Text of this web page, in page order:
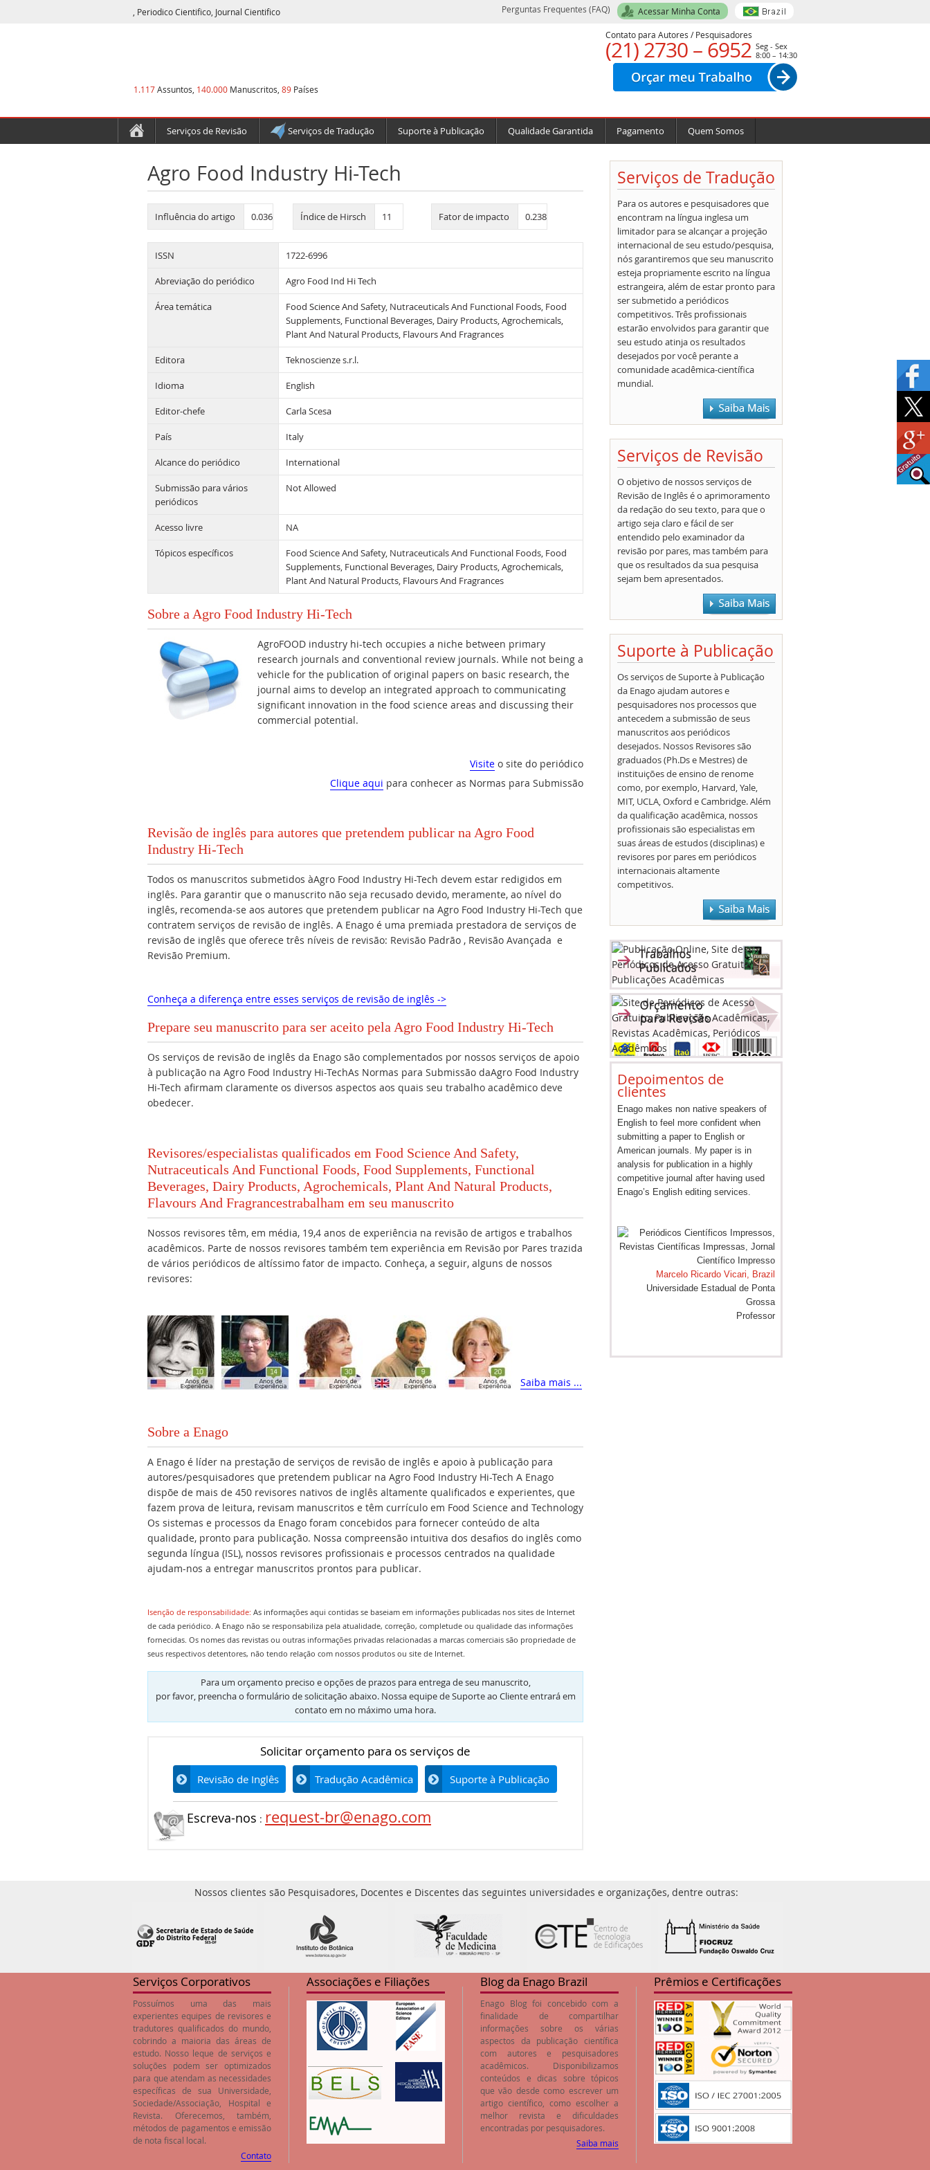
, Periodico Cientifico, Journal Cientifico Perguntas Frequentes (FAQ) Acessar Minha Conta
1.117Assuntos, 140.000 Manuscritos, 89 Países
Contato para Autores / Pesquisadores
(21) 2730 – 6952 Seg - Sex
8:00 – 14:30
Serviços de Revisão Serviços de Tradução Suporte à Publicação Qualidade Garantida Pagamento Quem Somos
Agro Food Industry Hi-Tech
Influência do artigo 0.036 Índice de Hirsch 11 Fator de impacto 0.238
ISSN 1722-6996
Abreviação do periódico Agro Food Ind Hi Tech
Área temática
Food Science And Safety, Nutraceuticals And Functional Foods, Food
Supplements, Functional Beverages, Dairy Products, Agrochemicals,
Plant And Natural Products, Flavours And Fragrances
Editora Teknoscienze s.r.l.
Idioma English
Editor-chefe Carla Scesa
País Italy
Alcance do periódico International
Submissão para vários
periódicos
Not Allowed
Acesso livre NA
Tópicos específicos
Food Science And Safety, Nutraceuticals And Functional Foods, Food
Supplements, Functional Beverages, Dairy Products, Agrochemicals,
Plant And Natural Products, Flavours And Fragrances
Sobre a Agro Food Industry Hi-Tech
AgroFOOD industry hi-tech occupies a niche between primary
research journals and conventional review journals. While not being a
vehicle for the publication of original papers on basic research, the
journal aims to develop an integrated approach to communicating
significant innovation in the food science areas and discussing their
commercial potential.
Visite o site do periódico
Clique aqui para conhecer as Normas para Submissão
Revisão de inglês para autores que pretendem publicar na Agro Food
Industry Hi-Tech
Todos os manuscritos submetidos àAgro Food Industry Hi-Tech devem estar redigidos em
inglês. Para garantir que o manuscrito não seja recusado devido, meramente, ao nível do
inglês, recomenda-se aos autores que pretendem publicar na Agro Food Industry Hi-Tech que
contratem serviços de revisão de inglês. A Enago é uma premiada prestadora de serviços de
revisão de inglês que oferece três níveis de revisão: Revisão Padrão , Revisão Avançada e
Revisão Premium.
Conheça a diferença entre esses serviços de revisão de inglês ->
Prepare seu manuscrito para ser aceito pela Agro Food Industry Hi-Tech
Os serviços de revisão de inglês da Enago são complementados por nossos serviços de apoio
à publicação na Agro Food Industry Hi-TechAs Normas para Submissão daAgro Food Industry
Hi-Tech afirmam claramente os diversos aspectos aos quais seu trabalho acadêmico deve
obedecer.
Revisores/especialistas qualificados em Food Science And Safety,
Nutraceuticals And Functional Foods, Food Supplements, Functional
Beverages, Dairy Products, Agrochemicals, Plant And Natural Products,
Flavours And Fragrancestrabalham em seu manuscrito
Nossos revisores têm, em média, 19,4 anos de experiência na revisão de artigos e trabalhos
acadêmicos. Parte de nossos revisores também tem experiência em Revisão por Pares trazida
de vários periódicos de altíssimo fator de impacto. Conheça, a seguir, alguns de nossos
revisores:
Saiba mais ...
Sobre a Enago
A Enago é líder na prestação de serviços de revisão de inglês e apoio à publicação para
autores/pesquisadores que pretendem publicar na Agro Food Industry Hi-Tech A Enago
dispõe de mais de 450 revisores nativos de inglês altamente qualificados e experientes, que
fazem prova de leitura, revisam manuscritos e têm currículo em Food Science and Technology
Os sistemas e processos da Enago foram concebidos para fornecer conteúdo de alta
qualidade, pronto para publicação. Nossa compreensão intuitiva dos desafios do inglês como
segunda língua (ISL), nossos revisores profissionais e processos centrados na qualidade
ajudam-nos a entregar manuscritos prontos para publicar.
Isenção de responsabilidade: As informações aqui contidas se baseiam em informações publicadas nos sites de Internet
de cada periódico. A Enago não se responsabiliza pela atualidade, correção, completude ou qualidade das informações
fornecidas. Os nomes das revistas ou outras informações privadas relacionadas a marcas comerciais são propriedade de
seus respectivos detentores, não tendo relação com nossos produtos ou site de Internet.
Para um orçamento preciso e opções de prazos para entrega de seu manuscrito,
por favor, preencha o formulário de solicitação abaixo. Nossa equipe de Suporte ao Cliente entrará em
contato em no máximo uma hora.
Solicitar orçamento para os serviços de
Revisão de Inglês Tradução Acadêmica Suporte à Publicação
Escreva-nos : request-br@enago.com
Serviços de Tradução
Para os autores e pesquisadores que
encontram na língua inglesa um
limitador para se alcançar a projeção
internacional de seu estudo/pesquisa,
nós garantiremos que seu manuscrito
esteja propriamente escrito na língua
estrangeira, além de estar pronto para
ser submetido a periódicos
competitivos. Três profissionais
estarão envolvidos para garantir que
seu estudo atinja os resultados
desejados por você perante a
comunidade acadêmica-científica
mundial.
Serviços de Revisão
O objetivo de nossos serviços de
Revisão de Inglês é o aprimoramento
da redação do seu texto, para que o
artigo seja claro e fácil de ser
entendido pelo examinador da
revisão por pares, mas também para
que os resultados da sua pesquisa
sejam bem apresentados.
Suporte à Publicação
Os serviços de Suporte à Publicação
da Enago ajudam autores e
pesquisadores nos processos que
antecedem a submissão de seus
manuscritos aos periódicos
desejados. Nossos Revisores são
graduados (Ph.Ds e Mestres) de
instituições de ensino de renome
como, por exemplo, Harvard, Yale,
MIT, UCLA, Oxford e Cambridge. Além
da qualificação acadêmica, nossos
profissionais são especialistas em
suas áreas de estudos (disciplinas) e
revisores por pares em periódicos
internacionais altamente
competitivos.
Depoimentos de
clientes
Enago makes non native speakers of
English to feel more confident when
submitting a paper to English or
American journals. My paper is in
analysis for publication in a highly
competitive journal after having used
Enago’s English editing services.
Marcelo Ricardo Vicari, Brazil
Universidade Estadual de Ponta
Grossa
Professor
Nossos clientes são Pesquisadores, Docentes e Discentes das seguintes universidades e organizações, dentre outras:
Serviços Corporativos
Possuímos uma das mais
experientes equipes de revisores e
tradutores qualificados do mundo,
cobrindo a maioria das áreas de
estudo. Nosso leque de serviços e
soluções podem ser optimizados
para que atendam as necessidades
específicas de sua Universidade,
Sociedade/Associação, Hospital e
Revista. Oferecemos, também,
métodos de pagamentos e emissão
de nota fiscal local.
Contato
Associações e Filiações Blog da Enago Brazil
Enago Blog foi concebido com a
finalidade de compartilhar
informações sobre os várias
aspectos da publicação científica
com autores e pesquisadores
acadêmicos. Disponibilizamos
conteúdos e dicas sobre tópicos
que vão desde como escrever um
artigo científico, como escolher a
melhor revista e dificuldades
encontradas por pesquisadores.
Saiba mais
Prêmios e Certificações